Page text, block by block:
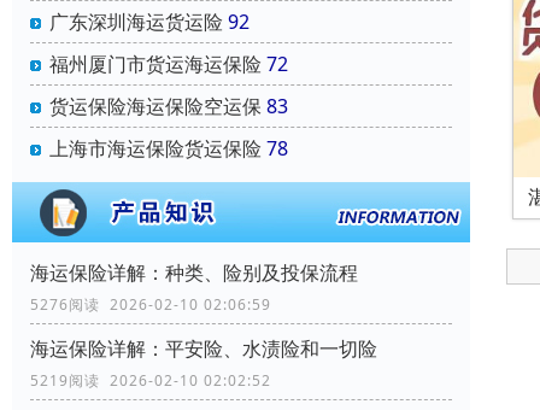
广东深圳海运货运险 92
福州厦门市货运海运保险 72
货运保险海运保险空运保 83
上海市海运保险货运保险 78
海运保险详解：种类、险别及投保流程
5276阅读 2026-02-10 02:06:59
海运保险详解：平安险、水渍险和一切险
5219阅读 2026-02-10 02:02:52